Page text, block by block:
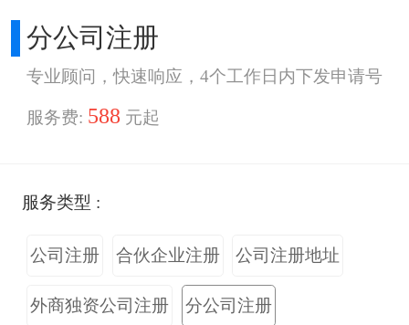
分公司注册
专业顾问，快速响应，4个工作日内下发申请号
服务费: 588 元起
服务类型 :
公司注册 合伙企业注册 公司注册地址
外商独资公司注册 分公司注册